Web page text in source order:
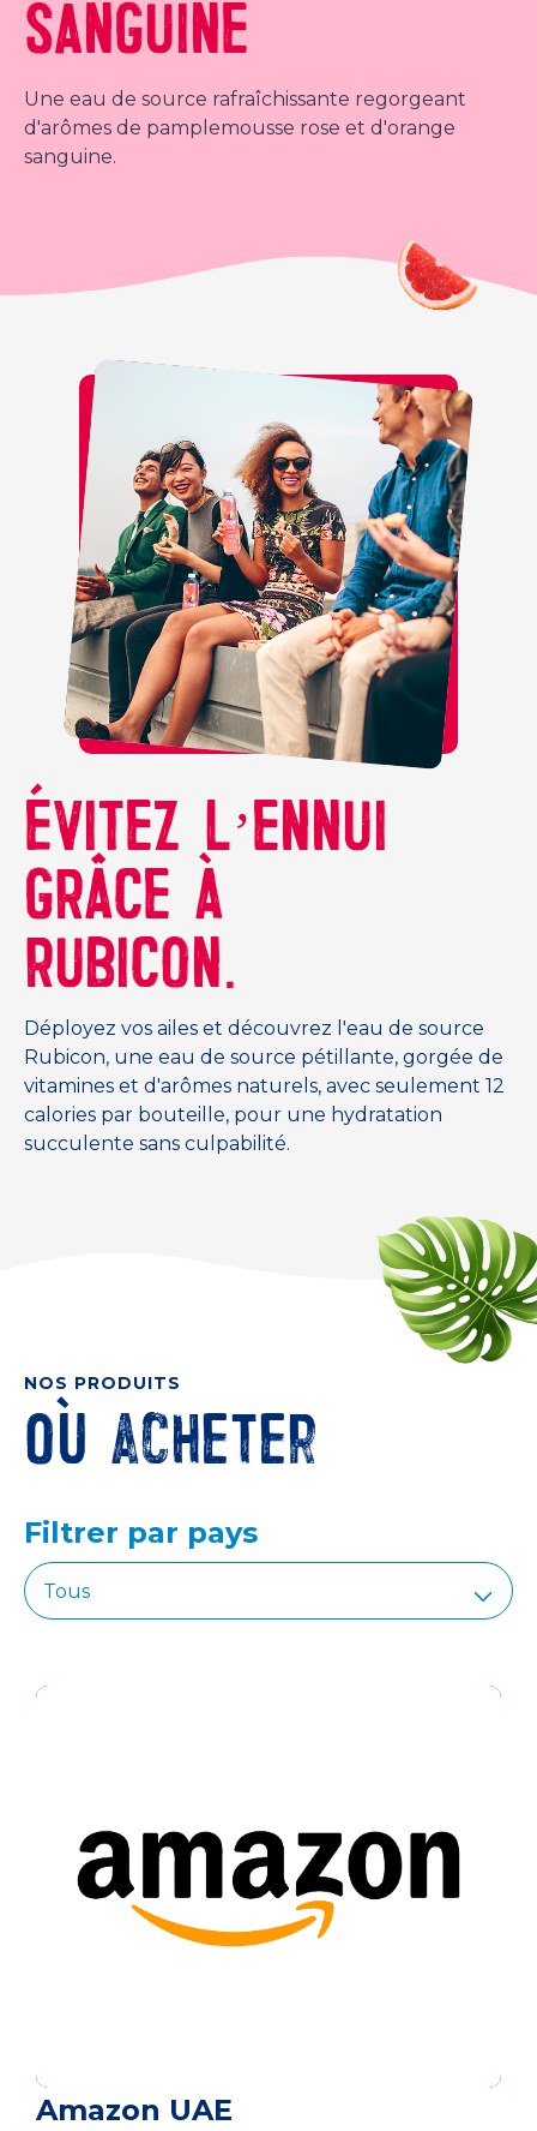
SANGUINE
Une eau de source rafraîchissante regorgeant
d'arômes de pamplemousse rose et d'orange
sanguine.
ÉVITEZ L’ENNUI
GRÂCE À
RUBICON.
Déployez vos ailes et découvrez l'eau de source
Rubicon, une eau de source pétillante, gorgée de
vitamines et d'arômes naturels, avec seulement 12
calories par bouteille, pour une hydratation
succulente sans culpabilité.
NOS PRODUITS
Où acheter
Filtrer par pays
Amazon UAE